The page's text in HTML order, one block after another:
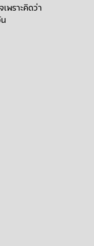
พราะคิดว่า